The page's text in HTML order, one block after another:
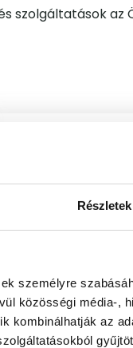
Részletek
személyre
közösségi média-,
kombinálhatják az
szolgáltatások az
Elektromos